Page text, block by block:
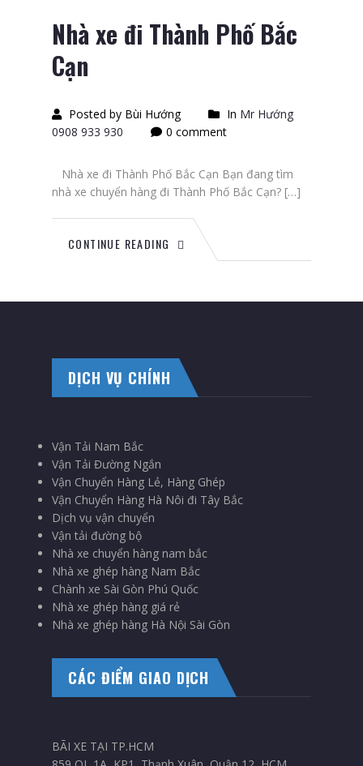
Nhà xe đi Thành Phố Bắc
Cạn
Posted by Bùi Hướng In Mr Hướng
0908 933 930
0 comment
Nhà xe đi Thành Phố Bắc Cạn Bạn đang tìm
nhà xe chuyển hàng đi Thành Phố Bắc Cạn? […]
CONTINUE READING
DỊCH VỤ CHÍNH
Vận Tải Nam Bắc
Vận Tải Đường Ngắn
Vận Chuyển Hàng Lẻ, Hàng Ghép
Vận Chuyển Hàng Hà Nôi đi Tây Bắc
Dịch vụ vận chuyển
Vận tải đường bộ
Nhà xe chuyển hàng nam bắc
Nhà xe ghép hàng Nam Bắc
Chành xe Sài Gòn Phú Quốc
Nhà xe ghép hàng giá rẻ
Nhà xe ghép hàng Hà Nội Sài Gòn
CÁC ĐIỂM GIAO DỊCH
BÃI XE TẠI TP.HCM